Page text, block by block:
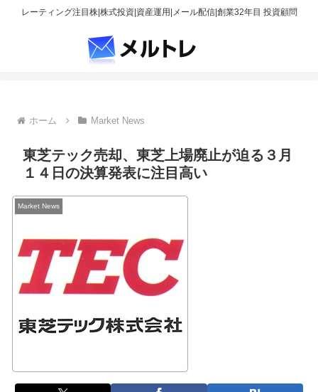
レーティング注目株|株式投資|資産運用|メール配信|創業32年目 投資顧問
ホーム Market News
東芝テック売却、東芝上場廃止が迫る３月
１４日の決算発表に注目高い
Market News